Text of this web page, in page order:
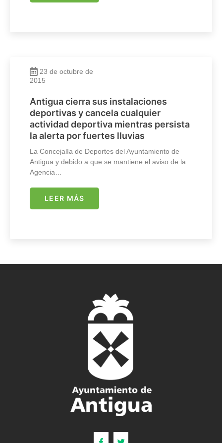
23 de octubre de
2015
Antigua cierra sus instalaciones
deportivas y cancela cualquier
actividad deportiva mientras persista
la alerta por fuertes lluvias
La Concejalía de Deportes del Ayuntamiento de
Antigua y debido a que se mantiene el aviso de la
Agencia…
LEER MÁS